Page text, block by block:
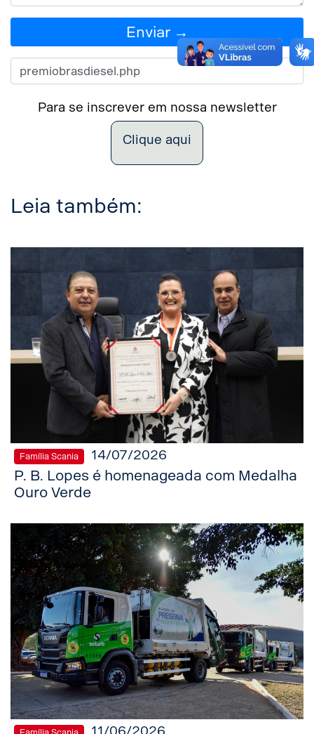
Enviar →
Para se inscrever em nossa newsletter
Clique aqui
Leia também:
Família Scania 14/07/2026
P. B. Lopes é homenageada com Medalha
Ouro Verde